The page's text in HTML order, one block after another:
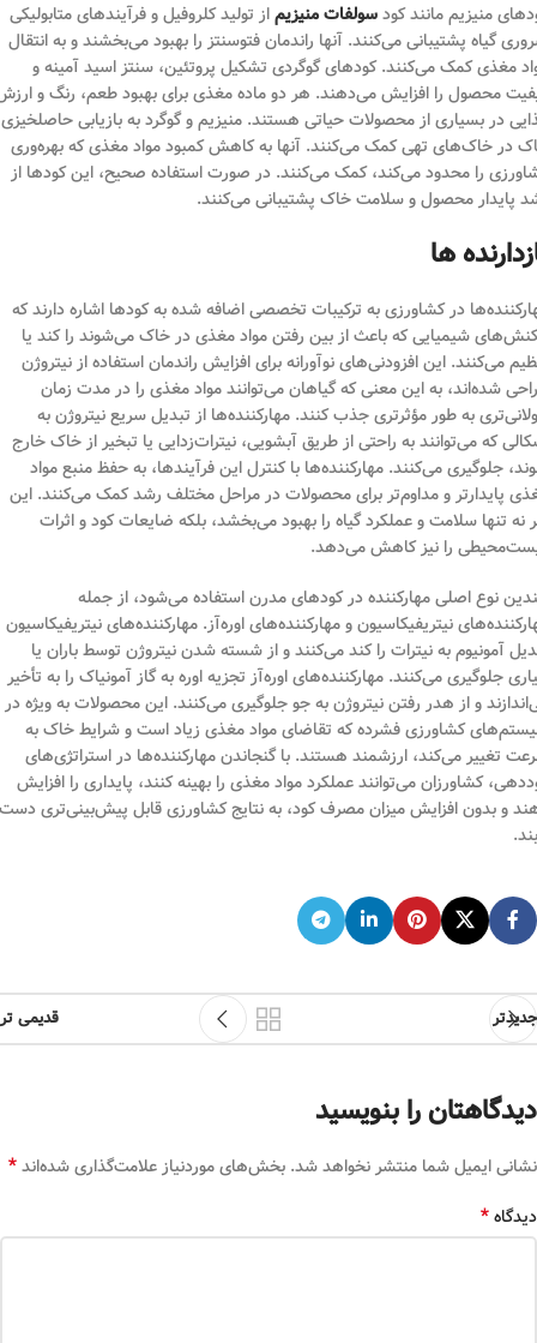
منیزیم مانند کودسولفات منیزیماز تولید کلروفیل و فرآیندهای متابولیکی
گیاه پشتیبانی می‌کنند. آنها راندمان فتوسنتز را بهبود می‌بخشند و به انتقال
مغذی کمک می‌کنند. کودهای گوگردی تشکیل پروتئین، سنتز اسید آمینه و
محصول را افزایش می‌دهند. هر دو ماده مغذی برای بهبود طعم، رنگ و
در بسیاری از محصولات حیاتی هستند. منیزیم و گوگرد به بازیابی حاصلخیزی
در خاک‌های تهی کمک می‌کنند. آنها به کاهش کمبود مواد مغذی که بهره‌وری
را محدود می‌کند، کمک می‌کنند. در صورت استفاده صحیح، این کودها از
پایدار محصول و سلامت خاک پشتیبانی می‌کنند.
ها
در کشاورزی به ترکیبات تخصصی اضافه شده به کودها اشاره دارند که
شیمیایی که باعث از بین رفتن مواد مغذی در خاک می‌شوند را کند یا
می‌کنند. این افزودنی‌های نوآورانه برای افزایش راندمان استفاده از نیتروژن
شده‌اند، به این معنی که گیاهان می‌توانند مواد مغذی را در مدت زمان
به طور مؤثرتری جذب کنند. مهارکننده‌ها از تبدیل سریع نیتروژن به
که می‌توانند به راحتی از طریق آبشویی، نیترات‌زدایی یا تبخیر از خاک خارج
جلوگیری می‌کنند. مهارکننده‌ها با کنترل این فرآیندها، به حفظ منبع مواد
پایدارتر و مداوم‌تر برای محصولات در مراحل مختلف رشد کمک می‌کنند. این
نه تنها سلامت و عملکرد گیاه را بهبود می‌بخشد، بلکه ضایعات کود و اثرات
را نیز کاهش می‌دهد.
نوع اصلی مهارکننده در کودهای مدرن استفاده می‌شود، از جمله
نیتریفیکاسیون و مهارکننده‌های اوره‌آز. مهارکننده‌های نیتریفیکاسیون
آمونیوم به نیترات را کند می‌کنند و از شسته شدن نیتروژن توسط باران یا
جلوگیری می‌کنند. مهارکننده‌های اوره‌آز تجزیه اوره به گاز آمونیاک را به تأخیر
و از هدر رفتن نیتروژن به جو جلوگیری می‌کنند. این محصولات به ویژه در
کشاورزی فشرده که تقاضای مواد مغذی زیاد است و شرایط خاک به
تغییر می‌کند، ارزشمند هستند. با گنجاندن مهارکننده‌ها در استراتژی‌های
کشاورزان می‌توانند عملکرد مواد مغذی را بهینه کنند، پایداری را افزایش
و بدون افزایش میزان مصرف کود، به نتایج کشاورزی قابل پیش‌بینی‌تری دست
جدیدتر قدیمی تر
دیدگاهتان را بنویسید
نشانی ایمیل شما منتشر نخواهد شد. بخش‌های موردنیاز علامت‌گذاری شده‌اند*
دیدگاه*